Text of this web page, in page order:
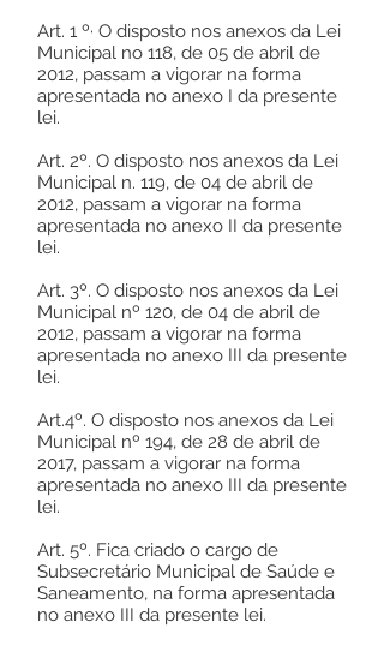
Art. 1 º· O disposto nos anexos da Lei
Municipal no 118, de 05 de abril de
2012, passam a vigorar na forma
apresentada no anexo I da presente
lei.
Art. 2º. O disposto nos anexos da Lei
Municipal n. 119, de 04 de abril de
2012, passam a vigorar na forma
apresentada no anexo II da presente
lei.
Art. 3º. O disposto nos anexos da Lei
Municipal nº 120, de 04 de abril de
2012, passam a vigorar na forma
apresentada no anexo III da presente
lei.
Art.4º. O disposto nos anexos da Lei
Municipal nº 194, de 28 de abril de
2017, passam a vigorar na forma
apresentada no anexo III da presente
lei.
Art. 5º. Fica criado o cargo de
Subsecretário Municipal de Saúde e
Saneamento, na forma apresentada
no anexo III da presente lei.